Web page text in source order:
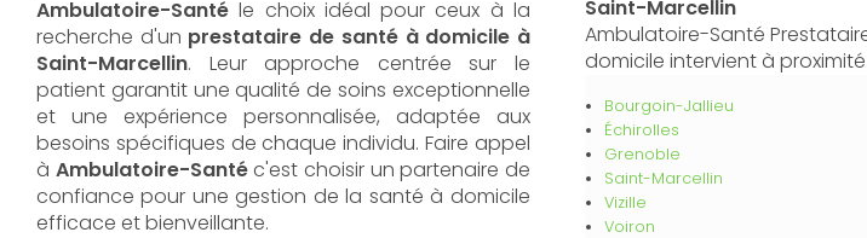
Ambulatoire-Santé le choix idéal pour ceux à la
recherche d'un prestataire de santé à domicile à
Saint-Marcellin. Leur approche centrée sur le
patient garantit une qualité de soins exceptionnelle
et une expérience personnalisée, adaptée aux
besoins spécifiques de chaque individu. Faire appel
à Ambulatoire-Santéc'est choisir un partenaire de
confiance pour une gestion de la santé à domicile
efficace et bienveillante.
Saint-Marcellin
Ambulatoire-Santé
domicile intervient à
Bourgoin-Jallieu
Échirolles
Grenoble
Saint-Marcellin
Vizille
Voiron